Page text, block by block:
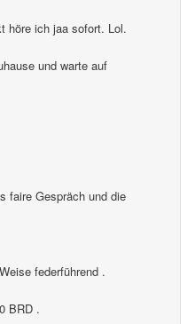
höre ich jaa sofort. Lol.
und warte auf
faire Gespräch und die
federführend .
BRD .